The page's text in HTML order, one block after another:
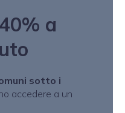
a
sotto i
accedere a un